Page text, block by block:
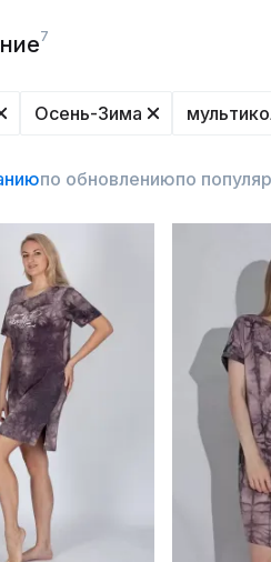
7
Осень-Зима
по обновлениюпо